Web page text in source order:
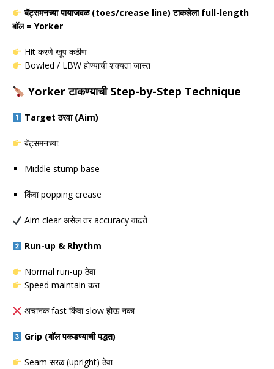
बॅट्समनच्या पायाजवळ (toes/crease line) टाकलेला full-length
बॉल = Yorker
Hit करणे खूप कठीण
Bowled / LBW होण्याची शक्यता जास्त
Yorker टाकण्याची Step-by-Step Technique
Target ठरवा (Aim)
बॅट्समनच्या:
Middle stump base
किंवा popping crease
Aim clear असेल तर accuracy वाढते
Run-up & Rhythm
Normal run-up ठेवा
Speed maintain करा
अचानक fast किंवा slow होऊ नका
Grip (बॉल पकडण्याची पद्धत)
Seam सरळ (upright) ठेवा